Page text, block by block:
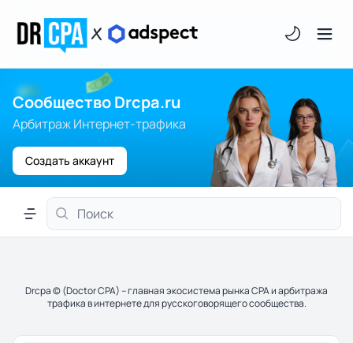
Светлая/
Сообщество Drcpa.ru
Арбитраж Интернет-трафика
Создать аккаунт
Меню навигации
Drcpa © (Doctor CPA) – главная экосистема рынка CPA и арбитража
трафика в интернете для русскоговорящего сообщества.